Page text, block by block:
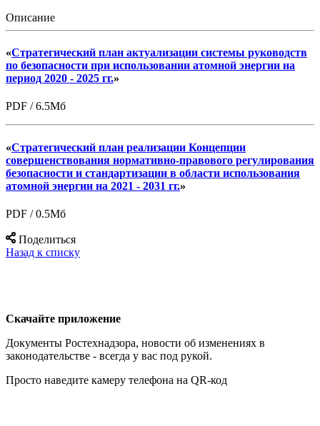
Описание
«Стратегический план актуализации системы руководств
по безопасности при использовании атомной энергии на
период 2020 - 2025 гг.»
PDF / 6.5Мб
«Стратегический план реализации Концепции
совершенствования нормативно-правового регулирования
безопасности и стандартизации в области использования
атомной энергии на 2021 - 2031 гг.»
PDF / 0.5Мб
Поделиться
Назад к списку
Скачайте приложение
Документы Ростехнадзора, новости об изменениях в
законодательстве - всегда у вас под рукой.
Просто наведите камеру телефона на QR-код